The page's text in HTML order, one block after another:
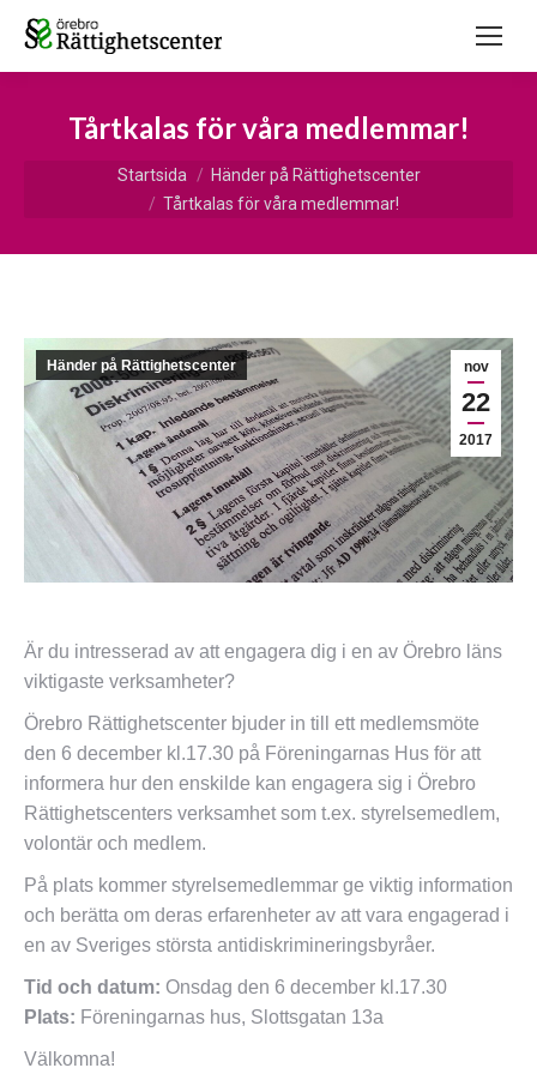
Tårtkalas för våra medlemmar!
Startsida
Händer på Rättighetscenter
Tårtkalas för våra medlemmar!
nov
22
2017
Händer på Rättighetscenter
Är du intresserad av att engagera dig i en av Örebro läns
viktigaste verksamheter?
Örebro Rättighetscenter bjuder in till ett medlemsmöte
den 6 december kl.17.30 på Föreningarnas Hus för att
informera hur den enskilde kan engagera sig i Örebro
Rättighetscenters verksamhet som t.ex. styrelsemedlem,
volontär och medlem.
På plats kommer styrelsemedlemmar ge viktig information
och berätta om deras erfarenheter av att vara engagerad i
en av Sveriges största antidiskrimineringsbyråer.
Tid och datum: Onsdag den 6 december kl.17.30
Plats: Föreningarnas hus, Slottsgatan 13a
Välkomna!